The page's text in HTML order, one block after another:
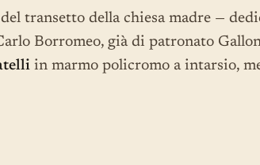
transetto della chiesa madre —
Borromeo, già di patronato
in marmo policromo a intarsio,